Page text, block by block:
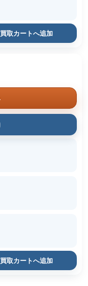
買取カートへ追加
買取カートへ追加